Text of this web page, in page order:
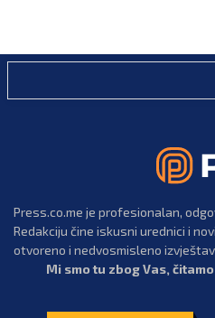
Press.co.me je profesionalan,
Redakciju čine iskusni urednici i
otvoreno i nedvosmisleno
Mi smo tu zbog Vas,